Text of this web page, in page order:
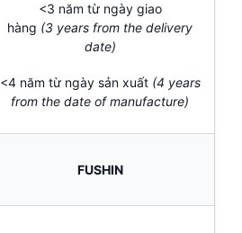
<3 năm từ ngày giao
hàng (3 years from the delivery
date)
<4 năm từ ngày sản xuất (4 years
from the date of manufacture)
FUSHIN